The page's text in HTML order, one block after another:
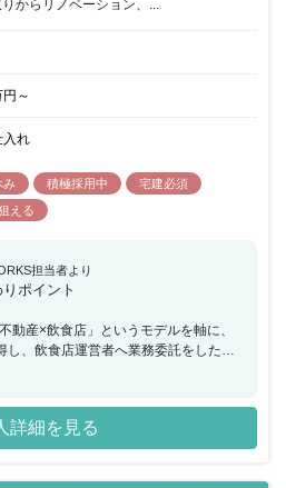
りからリノベーション、...
～
入れ
み 積極採用中
宅建必須
える
担当者より
ポイント
動産×飲食店」というモデルを軸に、
し、飲食店運営者へ業務委託をした
開し、その店舗数は100を超えまし
とユーザー（利用者）の双方に、現状
があることに気づき、2020年10月に
ット）」という業界初の月額定額制
詳細を見る